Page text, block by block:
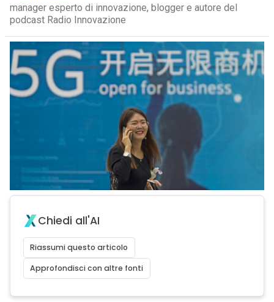
manager esperto di innovazione, blogger e autore del
podcast Radio Innovazione
Chiedi all'AI
Riassumi questo articolo
Approfondisci con altre fonti